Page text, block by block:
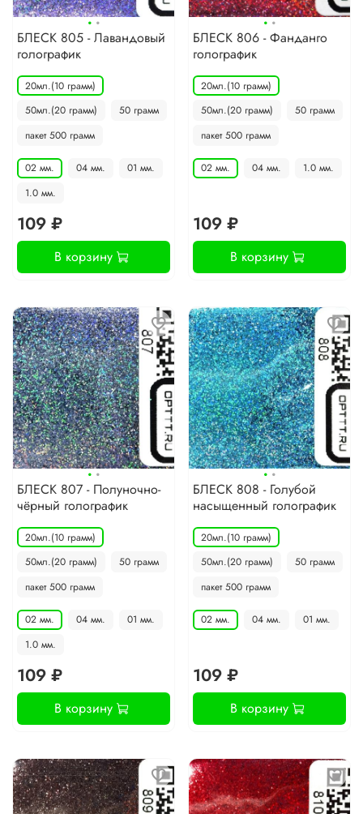
··
БЛЕСК 805 - Лавандовый
голографик
20мл.(10 грамм)
50мл.(20 грамм)
50 грамм
пакет 500 грамм
02 мм. 04 мм.
01 мм.
1.0 мм.
109 ₽
В корзину
··
БЛЕСК 806 - Фанданго
голографик
20мл.(10 грамм)
50мл.(20 грамм)
50 грамм
пакет 500 грамм
02 мм. 04 мм. 1.0 мм.
109 ₽
В корзину
··
БЛЕСК 807 - Полуночно-
чёрный голографик
20мл.(10 грамм)
50мл.(20 грамм)
50 грамм
пакет 500 грамм
02 мм. 04 мм.
01 мм.
1.0 мм.
109 ₽
В корзину
··
БЛЕСК 808 - Голубой
насыщенный голографик
20мл.(10 грамм)
50мл.(20 грамм)
50 грамм
пакет 500 грамм
02 мм. 04 мм. 01 мм.
109 ₽
В корзину